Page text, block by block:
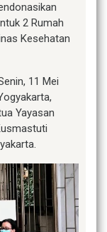
2 Rumah
Kesehatan
11 Mei
Yayasan